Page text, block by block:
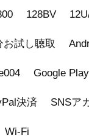
ン（iPhone・
128BV
お試し聴取
Google
決済 SNSア
Wi-Fi